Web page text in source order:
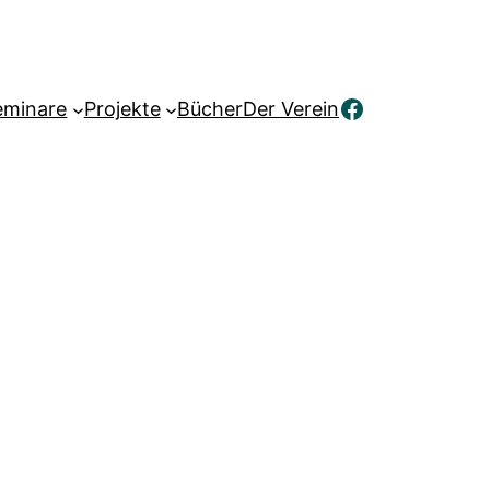
Projekte BücherDer VereinFacebook